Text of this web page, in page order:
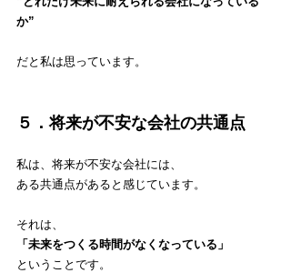
か”
だと私は思っています。
５．将来が不安な会社の共通点
私は、将来が不安な会社には、
ある共通点があると感じています。
それは、
「未来をつくる時間がなくなっている」
ということです。